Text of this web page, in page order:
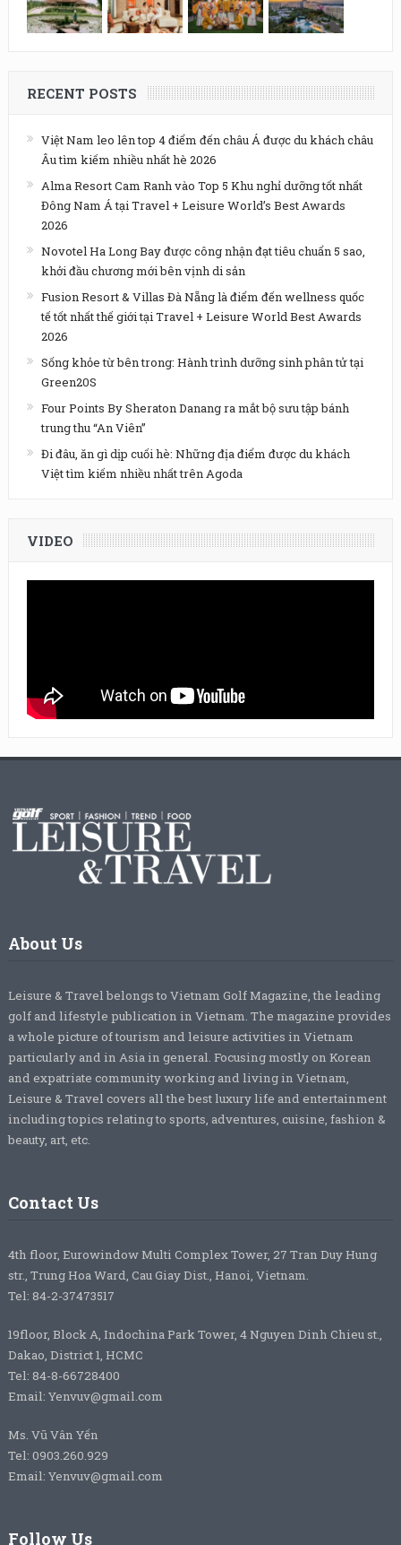
RECENT POSTS
Việt Nam leo lên top 4 điểm đến châu Á được du khách châu
Âu tìm kiếm nhiều nhất hè 2026
Alma Resort Cam Ranh vào Top 5 Khu nghỉ dưỡng tốt nhất
Đông Nam Á tại Travel + Leisure World’s Best Awards
2026
Novotel Ha Long Bay được công nhận đạt tiêu chuẩn 5 sao,
khởi đầu chương mới bên vịnh di sản
Fusion Resort & Villas Đà Nẵng là điểm đến wellness quốc
tế tốt nhất thế giới tại Travel + Leisure World Best Awards
2026
Sống khỏe từ bên trong: Hành trình dưỡng sinh phân tử tại
Green20S
Four Points By Sheraton Danang ra mắt bộ sưu tập bánh
trung thu “An Viên”
Đi đâu, ăn gì dịp cuối hè: Những địa điểm được du khách
Việt tìm kiếm nhiều nhất trên Agoda
VIDEO
About Us
Leisure & Travel belongs to Vietnam Golf Magazine, the leading
golf and lifestyle publication in Vietnam. The magazine provides
a whole picture of tourism and leisure activities in Vietnam
particularly and in Asia in general. Focusing mostly on Korean
and expatriate community working and living in Vietnam,
Leisure & Travel covers all the best luxury life and entertainment
including topics relating to sports, adventures, cuisine, fashion &
beauty, art, etc.
Contact Us
4th floor, Eurowindow Multi Complex Tower, 27 Tran Duy Hung
str., Trung Hoa Ward, Cau Giay Dist., Hanoi, Vietnam.
Tel: 84-2-37473517
19floor, Block A, Indochina Park Tower, 4 Nguyen Dinh Chieu st.,
Dakao, District 1, HCMC
Tel: 84-8-66728400
Email: Yenvuv@gmail.com
Ms. Vũ Vân Yến
Tel: 0903.260.929
Email: Yenvuv@gmail.com
Follow Us